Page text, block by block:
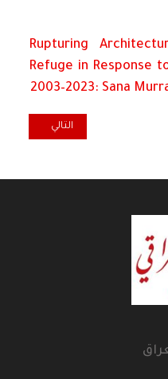
Rupturing
Refuge in Response
2003–2023: Sana
علاج الأمل في زمن النضال
المقال التالي:
التالي